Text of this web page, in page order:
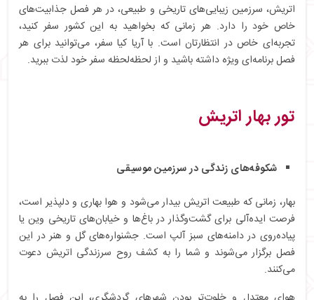
اتریش، سرزمین زیبایی‌های تاریخی و طبیعی، در هر فصل جذابیت‌های
خاص خود را دارد. هر زمانی که بخواهید به این کشور سفر کنید،
تجربه‌ای خاص در انتظارتان است. با آریا کیا سفر، می‌توانید برای هر
فصل برنامه‌ای ویژه داشته باشید و از لحظه‌لحظه سفر خود لذت ببرید.
تور بهار اتریش
شکوفه‌های زندگی در سرزمین موسیقی
بهار، زمانی که طبیعت اتریش بیدار می‌شود و هوا بهاری و دلپذیر است،
فرصت ایده‌آلی برای گشت‌وگذار در باغ‌ها و خیابان‌های تاریخی وین یا
پیاده‌روی در دامنه‌های سبز آلپ است. جشنواره‌های گل و هنر در این
فصل برگزار می‌شوند و شما را به کشف روح سرزندگی اتریش دعوت
می‌کنند.